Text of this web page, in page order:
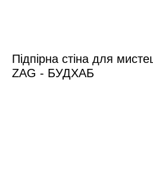
Підпірна стіна для
ZAG - БУДХАБ